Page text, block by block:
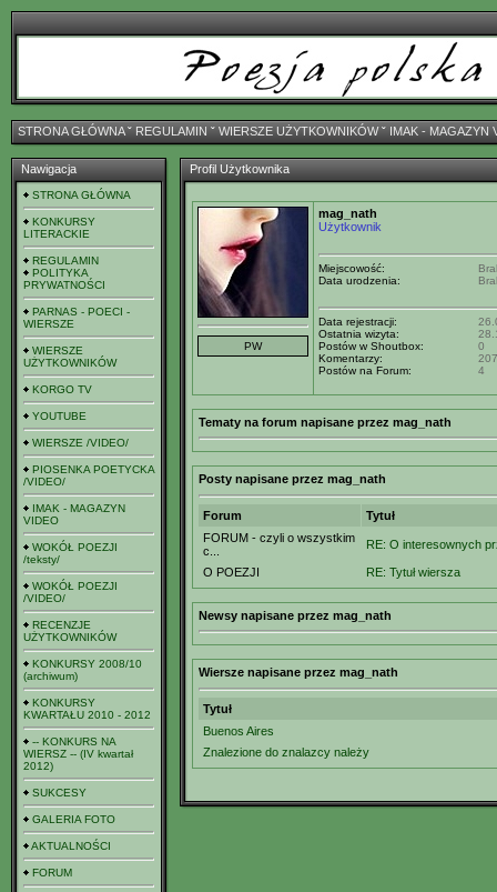
STRONA GŁÓWNAˇ REGULAMIN ˇ WIERSZE UŻYTKOWNIKÓWˇ IMAK - MAGAZYN
Nawigacja
STRONA GŁÓWNA
KONKURSY
LITERACKIE
REGULAMIN
POLITYKA
PRYWATNOŚCI
PARNAS - POECI -
WIERSZE
WIERSZE
UŻYTKOWNIKÓW
KORGO TV
YOUTUBE
WIERSZE /VIDEO/
PIOSENKA POETYCKA
/VIDEO/
IMAK - MAGAZYN
VIDEO
WOKÓŁ POEZJI
/teksty/
WOKÓŁ POEZJI
/VIDEO/
RECENZJE
UŻYTKOWNIKÓW
KONKURSY 2008/10
(archiwum)
KONKURSY
KWARTAŁU 2010 - 2012
-- KONKURS NA
WIERSZ -- (IV kwartał
2012)
SUKCESY
GALERIA FOTO
AKTUALNOŚCI
FORUM
Profil Użytkownika
mag_nath
Użytkownik
Miejscowość:
Data urodzenia:
Data rejestracji:
Ostatnia wizyta:
Postów w Shoutbox:
0
Komentarzy:
207
Postów na Forum:
4
Tematy na forum napisane przez mag_nath
Posty napisane przez mag_nath
Forum
Tytuł
FORUM - czyli o wszystkim
c...
RE: O interesownych
O POEZJI RE: Tytuł wiersza
Newsy napisane przez mag_nath
Wiersze napisane przez mag_nath
Tytuł
Buenos Aires
Znalezione do znalazcy należy